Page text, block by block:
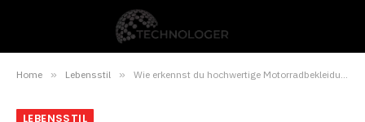
Home » Lebensstil » Wie erkennst du hochwertige Motorradbekleidung auf den ersten Blick? Merkmale, die Profis prüfen
LEBENSSTIL